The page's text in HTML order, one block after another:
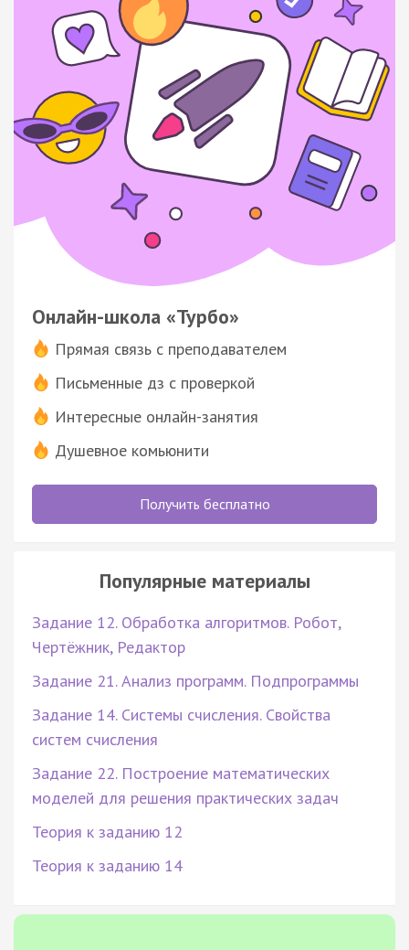
Онлайн-школа «Турбо»
Прямая связь с преподавателем
Письменные дз с проверкой
Интересные онлайн-занятия
Душевное комьюнити
Получить бесплатно
Популярные материалы
Задание 12. Обработка алгоритмов. Робот,
Чертёжник, Редактор
Задание 21. Анализ программ. Подпрограммы
Задание 14. Системы счисления. Свойства
систем счисления
Задание 22. Построение математических
моделей для решения практических задач
Теория к заданию 12
Теория к заданию 14